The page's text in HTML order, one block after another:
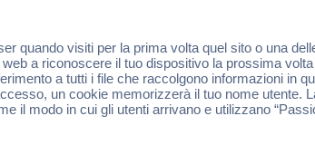
quando visiti per la prima volta quel sito o una
a riconoscere il tuo dispositivo la prossima
a tutti i file che raccolgono informazioni in
un cookie memorizzerà il tuo nome utente.
il modo in cui gli utenti arrivano e utilizzano